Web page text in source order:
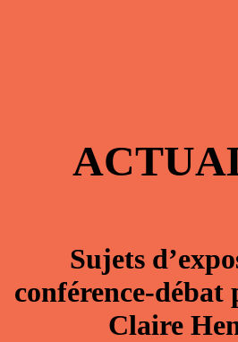
Sujets
conférence-débat
Claire